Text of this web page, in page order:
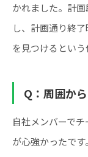
かれました。計
し、計画通り終
を見つけるという
Q：周囲か
自社メンバーで
が心強かったで